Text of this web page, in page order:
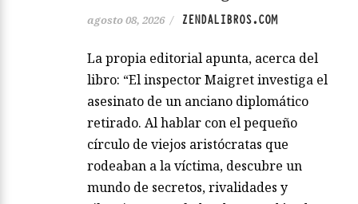
agosto 08, 2026 / ZENDALIBROS.COM
La propia editorial apunta, acerca del
libro: “El inspector Maigret investiga el
asesinato de un anciano diplomático
retirado. Al hablar con el pequeño
círculo de viejos aristócratas que
rodeaban a la víctima, descubre un
mundo de secretos, rivalidades y